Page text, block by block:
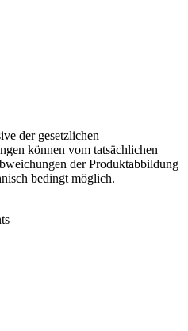
der gesetzlichen
können vom tatsächlichen
der Produktabbildung
bedingt möglich.